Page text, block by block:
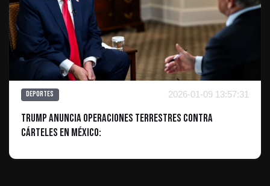
Deportes 2026-01-09 13:57:31
Trump anuncia operaciones terrestres contra
cárteles en México: